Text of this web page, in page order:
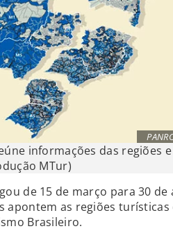
informações das regiões
MTur)
de 15 de março para 30 de
apontem as regiões
Brasileiro.